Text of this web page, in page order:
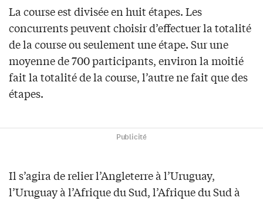
La course est divisée en huit étapes. Les
concurrents peuvent choisir d’effectuer la totalité
de la course ou seulement une étape. Sur une
moyenne de 700 participants, environ la moitié
fait la totalité de la course, l’autre ne fait que des
étapes.
Publicité
Il s’agira de relier l’Angleterre à l’Uruguay,
l’Uruguay à l’Afrique du Sud, l’Afrique du Sud à